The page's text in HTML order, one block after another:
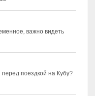
важно видеть
поездкой на Кубу?